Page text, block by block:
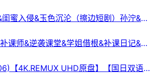
蜜入侵&玉色沉沦（擦边短剧）孙泞&王
课师&逆袭课堂&学姐借根&补课日记&身
第一课&课后有约（未删减版） 陈梓晴
【4K.REMUX UHD原盘】【国日双语】
幻】